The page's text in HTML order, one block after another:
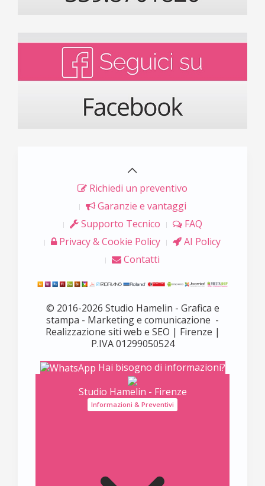
Richiedi un preventivo
Garanzie e vantaggi
Supporto Tecnico
FAQ
Privacy & Cookie Policy
AI Policy
Contatti
© 2016-2026 Studio Hamelin - Grafica e
stampa - Marketing e comunicazione -
Realizzazione siti web e SEO | Firenze |
P.IVA 01299050524
Hai bisogno di informazioni?
Studio Hamelin - Firenze
Informazioni & Preventivi